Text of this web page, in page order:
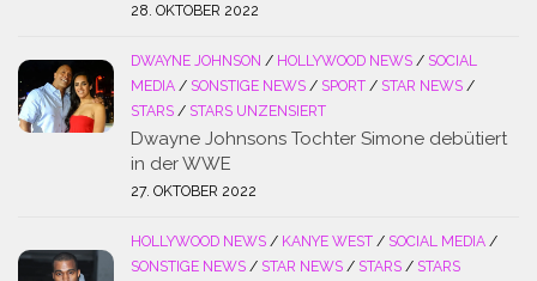
28. OKTOBER 2022
DWAYNE JOHNSON / HOLLYWOOD NEWS / SOCIAL
MEDIA / SONSTIGE NEWS / SPORT / STAR NEWS /
STARS / STARS UNZENSIERT
Dwayne Johnsons Tochter Simone debütiert
in der WWE
27. OKTOBER 2022
HOLLYWOOD NEWS / KANYE WEST / SOCIAL MEDIA /
SONSTIGE NEWS / STAR NEWS / STARS / STARS